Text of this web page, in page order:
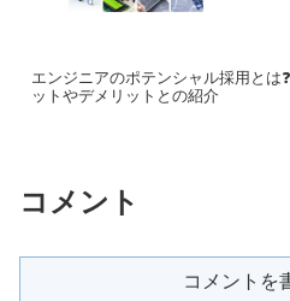
エンジニアのポテンシャル採用とは
ットやデメリットとの紹介
コメント
コメントを